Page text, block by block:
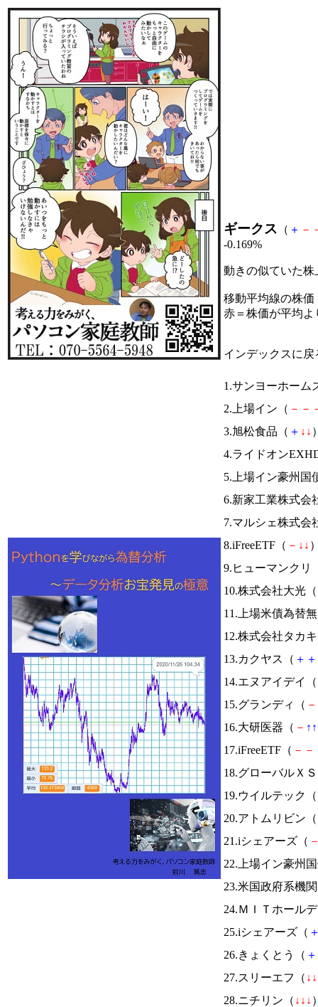
ギークス （ ＋ －
-0.169%
動きの似ていた
移動平均線の株価
赤＝株価が平均
インデックスに戻
1.サンヨーホーム
2.上場イン（ － －
3.旭松食品（ ＋ ↓ ↓
4.ライドオン
5.上場イン豪州国
6.新家工業株式会
7.マルシェ株式会
8.iFreeETF（ － ↓ ↓
9.ヒューマンクリ
10.株式会社大光（
11.上場米債為替
12.株式会社タカ
13.カクヤス（ ＋ ＋
14.エヌアイデイ（
15.グランディ（ －
16.大研医器（ － ↑ ↑
17.iFreeETF（ － －
18.グローバルＸ
19.ウイルテック（
20.アトムリビン（
21.iシェアーズ（
22.上場イン豪州
23.米国政府系機
24.ＭＩＴホール
25.iシェアーズ（
26.きょくとう（ ＋
27.スリーエフ（ ↓ ↓
28.ニチリン（ ↓ ↓ ↓